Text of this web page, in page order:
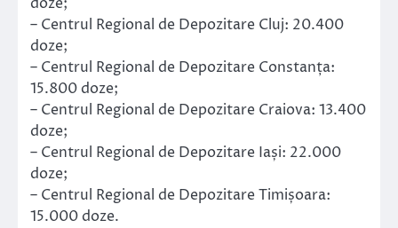
– Centrul Regional de Depozitare Cluj: 20.400
doze;
– Centrul Regional de Depozitare Constanța:
15.800 doze;
– Centrul Regional de Depozitare Craiova: 13.400
doze;
– Centrul Regional de Depozitare Iași: 22.000
doze;
– Centrul Regional de Depozitare Timișoara:
15.000 doze.